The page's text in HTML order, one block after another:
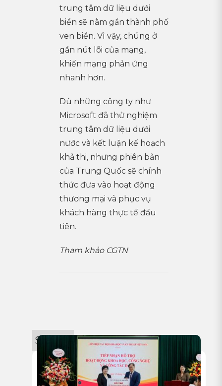
trung tâm dữ liệu dưới
biển sẽ nằm gần thành phố
ven biển. Vì vậy, chúng ở
gần nút lõi của mạng,
khiến mạng phản ứng
nhanh hơn.
Dù những công ty như
Microsoft đã thử nghiệm
trung tâm dữ liệu dưới
nước và kết luận kế hoạch
khả thi, nhưng phiên bản
của Trung Quốc sẽ chính
thức đưa vào hoạt động
thương mại và phục vụ
khách hàng thực tế đầu
tiên.
Tham khảo CGTN
Sự kiện